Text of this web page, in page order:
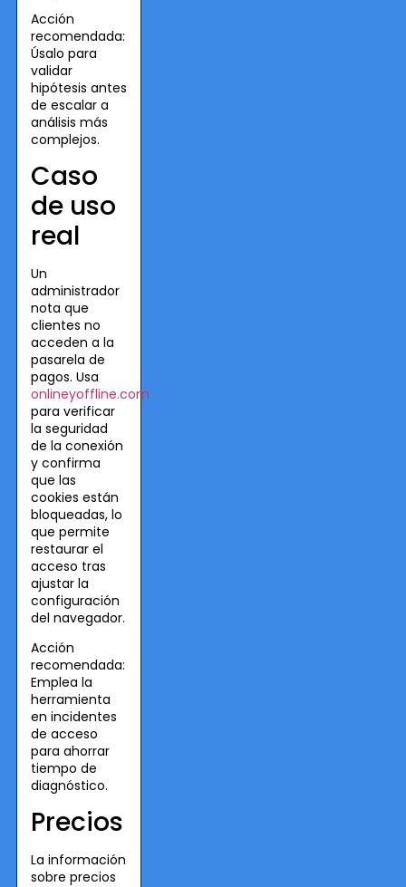
Acción
recomendada:
Úsalo para
validar
hipótesis antes
de escalar a
análisis más
complejos.
Caso
de uso
real
Un
administrador
nota que
clientes no
acceden a la
pasarela de
pagos. Usa
onlineyoffline.com
para verificar
la seguridad
de la conexión
y confirma
que las
cookies están
bloqueadas, lo
que permite
restaurar el
acceso tras
ajustar la
configuración
del navegador.
Acción
recomendada:
Emplea la
herramienta
en incidentes
de acceso
para ahorrar
tiempo de
diagnóstico.
Precios
La información
sobre precios